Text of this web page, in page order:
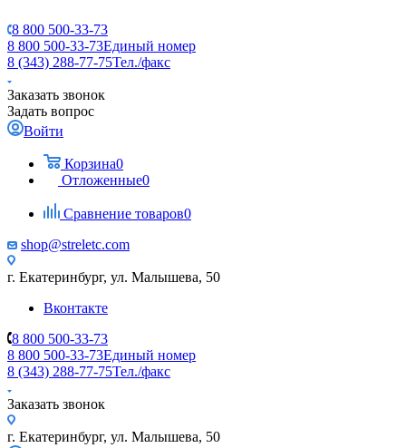
8 800 500-33-73
8 800 500-33-73Единый номер
8 (343) 288-77-75Тел./факс
Заказать звонок
Задать вопрос
Войти
Корзина0
Отложенные0
Сравнение товаров0
shop@streletc.com
г. Екатеринбург, ул. Малышева, 50
Вконтакте
8 800 500-33-73
8 800 500-33-73Единый номер
8 (343) 288-77-75Тел./факс
Заказать звонок
г. Екатеринбург, ул. Малышева, 50